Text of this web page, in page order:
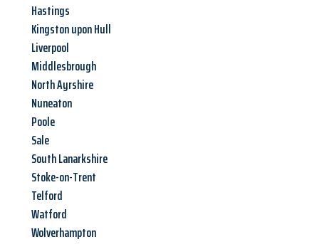
Hastings
Kingston upon Hull
Liverpool
Middlesbrough
North Ayrshire
Nuneaton
Poole
Sale
South Lanarkshire
Stoke-on-Trent
Telford
Watford
Wolverhampton